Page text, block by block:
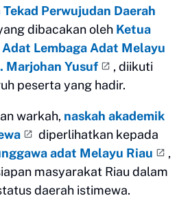
Perwujudan Daerah
dibacakan oleh Ketua
Lembaga Adat Melayu
Marjohan Yusuf
, diikuti
peserta yang hadir.
warkah, naskah akademik
diperlihatkan kepada
adat Melayu Riau
,
masyarakat Riau dalam
daerah istimewa.